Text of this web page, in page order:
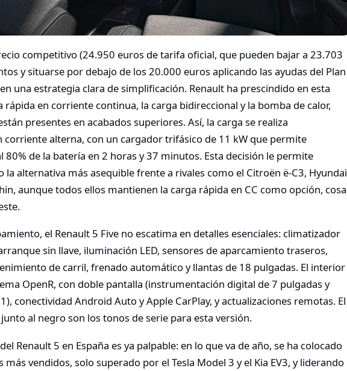
competitivo (24.950 euros de tarifa oficial, que pueden bajar a 23.703
y situarse por debajo de los 20.000 euros aplicando las ayudas del Plan
una estrategia clara de simplificación. Renault ha prescindido en esta
rápida en corriente continua, la carga bidireccional y la bomba de calor,
presentes en acabados superiores. Así, la carga se realiza
corriente alterna, con un cargador trifásico de 11 kW que permite
80% de la batería en 2 horas y 37 minutos. Esta decisión le permite
la alternativa más asequible frente a rivales como el Citroën ë-C3, Hyundai
aunque todos ellos mantienen la carga rápida en CC como opción, cosa
el Renault 5 Five no escatima en detalles esenciales: climatizador
sin llave, iluminación LED, sensores de aparcamiento traseros,
de carril, frenado automático y llantas de 18 pulgadas. El interior
OpenR, con doble pantalla (instrumentación digital de 7 pulgadas y
conectividad Android Auto y Apple CarPlay, y actualizaciones remotas. El
al negro son los tonos de serie para esta versión.
Renault 5 en España es ya palpable: en lo que va de año, se ha colocado
más vendidos, solo superado por el Tesla Model 3 y el Kia EV3, y liderando